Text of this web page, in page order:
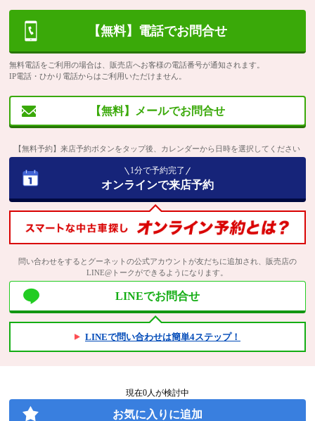
【無料】電話でお問合せ
無料電話をご利用の場合は、販売店へお客様の電話番号が通知されます。
IP電話・ひかり電話からはご利用いただけません。
【無料】メールでお問合せ
【無料予約】来店予約ボタンをタップ後、カレンダーから日時を選択してください
1分で予約完了
オンラインで来店予約
問い合わせをするとグーネットの公式アカウントが友だちに追加され、販売店の
LINE@トークができるようになります。
LINEでお問合せ
LINEで問い合わせは簡単4ステップ！
現在0人が検討中
お気に入りに追加